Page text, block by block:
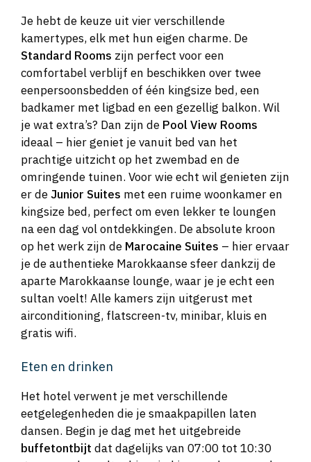
Je hebt de keuze uit vier verschillende
kamertypes, elk met hun eigen charme. De
Standard Rooms zijn perfect voor een
comfortabel verblijf en beschikken over twee
eenpersoonsbedden of één kingsize bed, een
badkamer met ligbad en een gezellig balkon. Wil
je wat extra’s? Dan zijn de Pool View Rooms
ideaal – hier geniet je vanuit bed van het
prachtige uitzicht op het zwembad en de
omringende tuinen. Voor wie echt wil genieten zijn
er deJunior Suites met een ruime woonkamer en
kingsize bed, perfect om even lekker te loungen
na een dag vol ontdekkingen. De absolute kroon
op het werk zijn de Marocaine Suites – hier ervaar
je de authentieke Marokkaanse sfeer dankzij de
aparte Marokkaanse lounge, waar je je echt een
sultan voelt! Alle kamers zijn uitgerust met
airconditioning, flatscreen-tv, minibar, kluis en
gratis wifi.
Eten en drinken
Het hotel verwent je met verschillende
eetgelegenheden die je smaakpapillen laten
dansen. Begin je dag met het uitgebreide
buffetontbijt dat dagelijks van 07:00 tot 10:30